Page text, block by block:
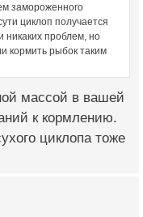
замороженного
циклоп получается
проблем, но
кормить рыбок таким
массой в вашей
к кормлению.
циклопа тоже